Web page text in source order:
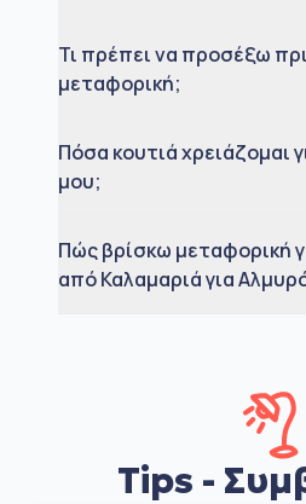
Τι πρέπει να προσέξω
μεταφορική;
Πόσα κουτιά χρειάζομαι
μου;
Πώς βρίσκω μεταφορική
από Καλαμαριά για
Tips -